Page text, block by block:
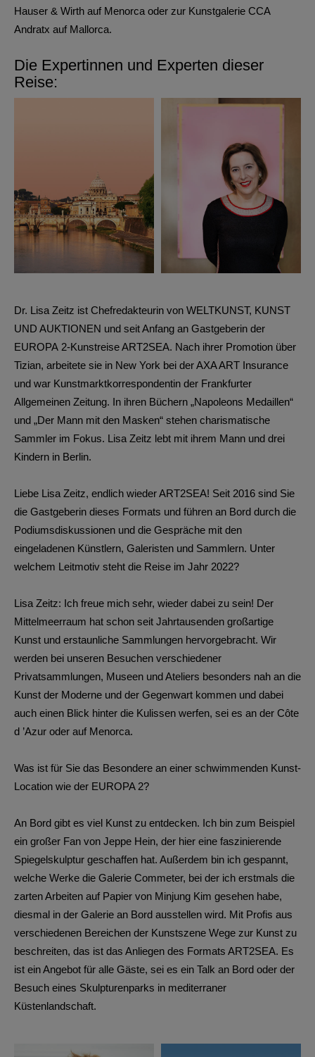
Hauser & Wirth auf Menorca oder zur Kunstgalerie CCA
Andratx auf Mallorca.
Die Expertinnen und Experten dieser
Reise:
Dr. Lisa Zeitz ist Chefredakteurin von WELTKUNST, KUNST
UND AUKTIONEN und seit Anfang an Gastgeberin der
EUROPA 2-Kunstreise ART2SEA. Nach ihrer Promotion über
Tizian, arbeitete sie in New York bei der AXA ART Insurance
und war Kunstmarktkorrespondentin der Frankfurter
Allgemeinen Zeitung. In ihren Büchern „Napoleons Medaillen“
und „Der Mann mit den Masken“ stehen charismatische
Sammler im Fokus. Lisa Zeitz lebt mit ihrem Mann und drei
Kindern in Berlin.
Liebe Lisa Zeitz, endlich wieder ART2SEA! Seit 2016 sind Sie
die Gastgeberin dieses Formats und führen an Bord durch die
Podiumsdiskussionen und die Gespräche mit den
eingeladenen Künstlern, Galeristen und Sammlern. Unter
welchem Leitmotiv steht die Reise im Jahr 2022?
Lisa Zeitz: Ich freue mich sehr, wieder dabei zu sein! Der
Mittelmeerraum hat schon seit Jahrtausenden großartige
Kunst und erstaunliche Sammlungen hervorgebracht. Wir
werden bei unseren Besuchen verschiedener
Privatsammlungen, Museen und Ateliers besonders nah an die
Kunst der Moderne und der Gegenwart kommen und dabei
auch einen Blick hinter die Kulissen werfen, sei es an der Côte
d ’Azur oder auf Menorca.
Was ist für Sie das Besondere an einer schwimmenden Kunst-
Location wie der EUROPA 2?
An Bord gibt es viel Kunst zu entdecken. Ich bin zum Beispiel
ein großer Fan von Jeppe Hein, der hier eine faszinierende
Spiegelskulptur geschaffen hat. Außerdem bin ich gespannt,
welche Werke die Galerie Commeter, bei der ich erstmals die
zarten Arbeiten auf Papier von Minjung Kim gesehen habe,
diesmal in der Galerie an Bord ausstellen wird. Mit Profis aus
verschiedenen Bereichen der Kunstszene Wege zur Kunst zu
beschreiten, das ist das Anliegen des Formats ART2SEA. Es
ist ein Angebot für alle Gäste, sei es ein Talk an Bord oder der
Besuch eines Skulpturenparks in mediterraner
Küstenlandschaft.